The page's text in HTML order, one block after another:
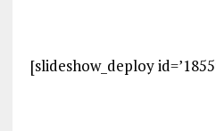
[slideshow_deploy